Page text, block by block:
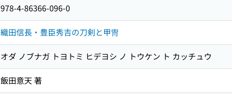
978-4-86366-096-0
織田信長・豊臣秀吉の刀剣と甲冑
オダ ノブナガ トヨトミ ヒデヨシ ノ トウケン ト カッチュウ
飯田意天 著